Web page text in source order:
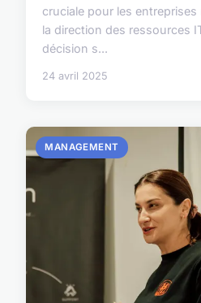
cruciale pour les
la direction des ressources
décision s...
24 avril 2025
MANAGEMENT